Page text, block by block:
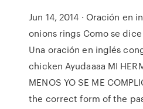
Jun 14, 2014 · Oración en
onions rings Como se
Una oración en inglés
chicken Ayudaaaa MI
MENOS YO SE ME
the correct form of the